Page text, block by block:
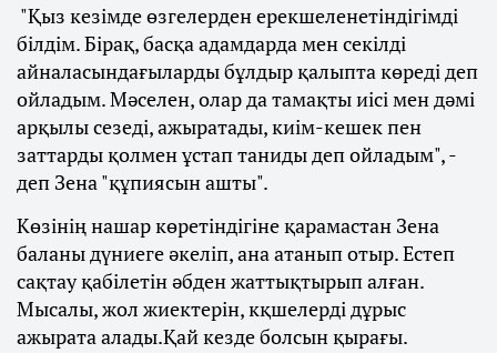
"Қыз кезімде өзгелерден ерекшеленетіндігімді
білдім. Бірақ, басқа адамдарда мен секілді
айналасындағыларды бұлдыр қалыпта көреді деп
ойладым. Мәселен, олар да тамақты иісі мен дәмі
арқылы сезеді, ажыратады, киім-кешек пен
заттарды қолмен ұстап таниды деп ойладым", -
деп Зена "құпиясын ашты".
Көзінің нашар көретіндігіне қарамастан Зена
баланы дүниеге әкеліп, ана атанып отыр. Естеп
сақтау қабілетін әбден жаттықтырып алған.
Мысалы, жол жиектерін, кқшелерді дұрыс
ажырата алады.Қай кезде болсын қырағы.